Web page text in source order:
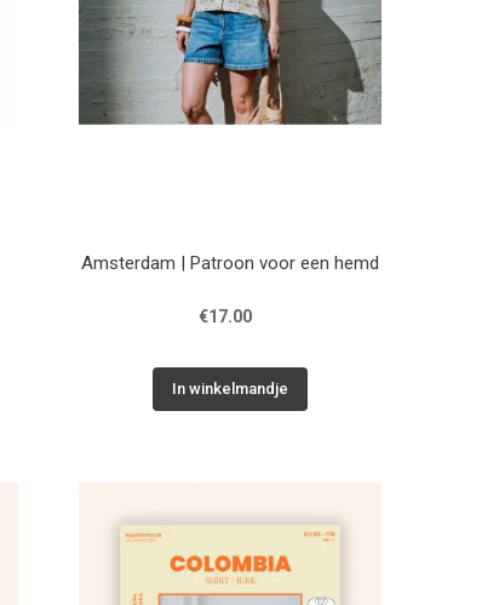
Amsterdam | Patroon voor een hemd
€17.00
In winkelmandje